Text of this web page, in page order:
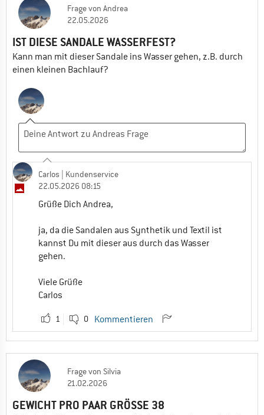
Viele Grüße,
Marco
0 0
Ulrike
27.05.2026 18:25
Nun das macht zumindest schon mal
0 0
Fragevon Andrea
22.05.2026
IST DIESE SANDALE WASSERFEST?
Kann man mit dieser Sandale ins Wasser gehen, z.B. durch
einen kleinen Bachlauf?
Carlos | Kundenservice
22.05.2026 08:15
Grüße Dich Andrea,
ja, da die Sandalen aus Synthetik und Textil ist
kannst Du mit dieser aus durch das Wasser
gehen.
Viele Grüße
Carlos
1 0 Kommentieren
Fragevon Silvia
21.02.2026
GEWICHT PRO PAAR GRÖSSE 38